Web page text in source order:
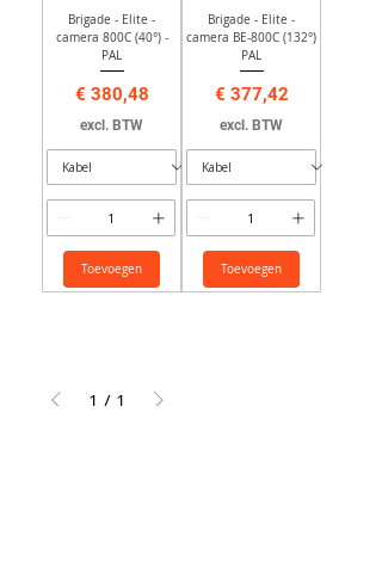
Brigade - Elite -
camera 800C (40°) -
PAL
Prijs
€ 380,48
excl. BTW
Toevoegen
Brigade - Elite -
camera BE-800C (132°)
PAL
Prijs
€ 377,42
excl. BTW
Toevoegen
1 / 1